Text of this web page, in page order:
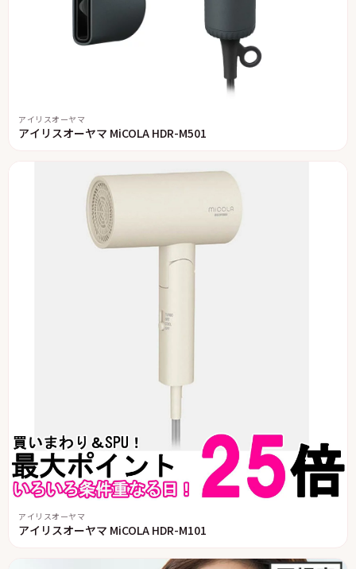
アイリスオーヤマ
アイリスオーヤマ MiCOLA HDR-M501
アイリスオーヤマ
アイリスオーヤマ MiCOLA HDR-M101